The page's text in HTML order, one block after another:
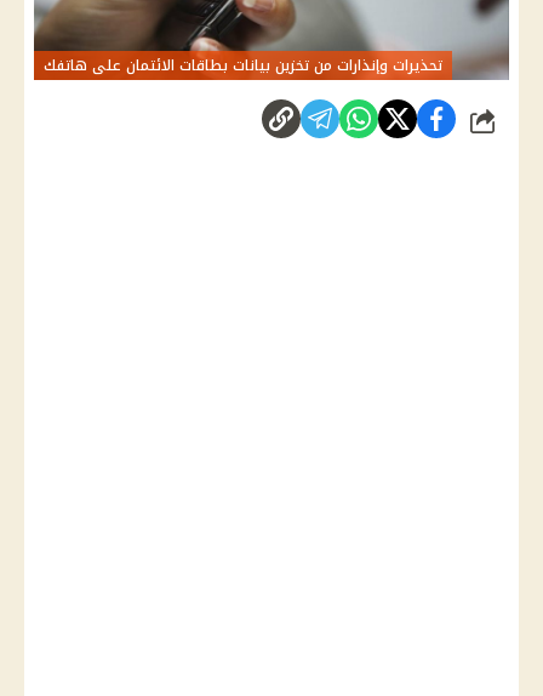
تحذيرات وإنذارات من تخزين بيانات بطاقات الائتمان على هاتفك
شارك